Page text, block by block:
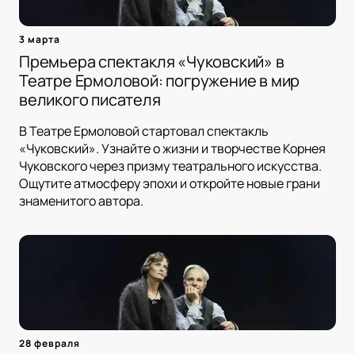
3 марта
Премьера спектакля «Чуковский» в
Театре Ермоловой: погружение в мир
великого писателя
В Театре Ермоловой стартовал спектакль
«Чуковский». Узнайте о жизни и творчестве Корнея
Чуковского через призму театрального искусства.
Ощутите атмосферу эпохи и откройте новые грани
знаменитого автора.
28 февраля